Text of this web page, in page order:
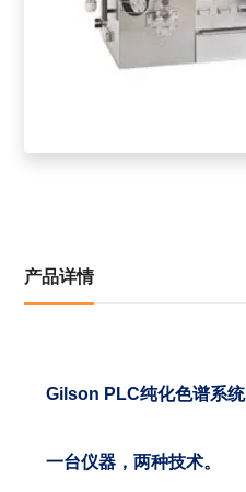
产品详情
Gilson PLC纯化色谱系统
一台仪器，两种技术。